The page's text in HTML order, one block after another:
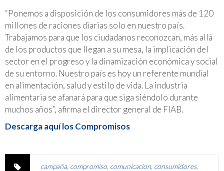
“Ponemos a disposición de los consumidores más de 120
millones de raciones diarias solo en nuestro país.
Trabajamos para que los ciudadanos reconozcan, más allá
de los productos que llegan a su mesa, la implicación del
sector en el progreso y la dinamización económica y social
de su entorno. Nuestro país es hoy un referente mundial
en alimentación, salud y estilo de vida. La industria
alimentaria se afanará para que siga siéndolo durante
muchos años”, afirma el director general de FIAB.
Descarga aquí los Compromisos
campaña compromiso comunicacion consumidores,